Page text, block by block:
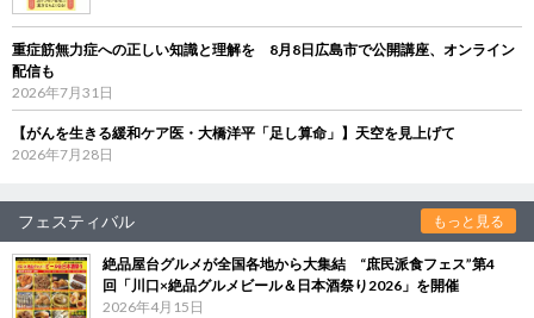
重症筋無力症への正しい知識と理解を 8月8日広島市で公開講座、オンライン
配信も
2026年7月31日
【がんを生きる緩和ケア医・大橋洋平「足し算命」】天空を見上げて
2026年7月28日
フェスティバル もっと見る
絶品屋台グルメが全国各地から大集結 “庶民派食フェス”第4
回「川口×絶品グルメビール＆日本酒祭り2026」を開催
2026年4月15日